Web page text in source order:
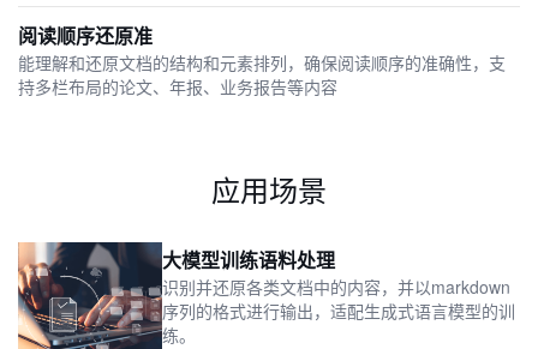
阅读顺序还原准
能理解和还原文档的结构和元素排列，确保阅读顺序的准确性，支
持多栏布局的论文、年报、业务报告等内容
应用场景
大模型训练语料处理
识别并还原各类文档中的内容，并以markdown
序列的格式进行输出，适配生成式语言模型的训
练。